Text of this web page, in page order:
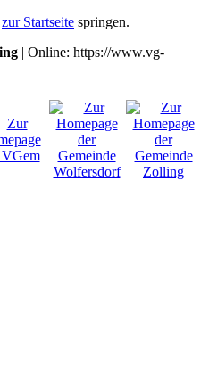
zur Startseite springen.
| Online: https://www.vg-